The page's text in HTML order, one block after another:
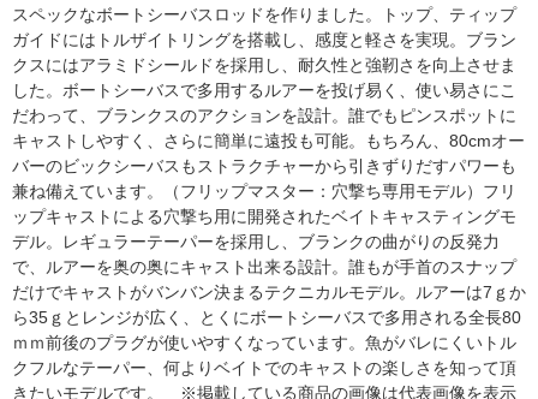
スペックなボートシーバスロッドを作りました。トップ、ティップ
ガイドにはトルザイトリングを搭載し、感度と軽さを実現。ブラン
クスにはアラミドシールドを採用し、耐久性と強靭さを向上させま
した。ボートシーバスで多用するルアーを投げ易く、使い易さにこ
だわって、ブランクスのアクションを設計。誰でもピンスポットに
キャストしやすく、さらに簡単に遠投も可能。もちろん、80cmオー
バーのビックシーバスもストラクチャーから引きずりだすパワーも
兼ね備えています。（フリップマスター：穴撃ち専用モデル）フリ
ップキャストによる穴撃ち用に開発されたベイトキャスティングモ
デル。レギュラーテーパーを採用し、ブランクの曲がりの反発力
で、ルアーを奥の奥にキャスト出来る設計。誰もが手首のスナップ
だけでキャストがバンバン決まるテクニカルモデル。ルアーは7ｇか
ら35ｇとレンジが広く、とくにボートシーバスで多用される全長80
ｍｍ前後のプラグが使いやすくなっています。魚がバレにくいトル
クフルなテーパー、何よりベイトでのキャストの楽しさを知って頂
きたいモデルです。 ※掲載している商品の画像は代表画像を表示